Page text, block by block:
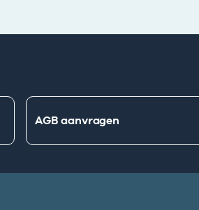
AGB aanvragen